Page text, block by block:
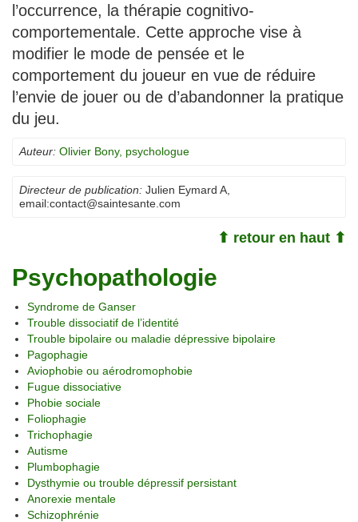
l’occurrence, la thérapie cognitivo-
comportementale. Cette approche vise à
modifier le mode de pensée et le
comportement du joueur en vue de réduire
l’envie de jouer ou de d’abandonner la pratique
du jeu.
Auteur: Olivier Bony, psychologue
Directeur de publication: Julien Eymard A
email:contact@saintesante.com
⬆ retour en haut ⬆
Psychopathologie
Syndrome de Ganser
Trouble dissociatif de l’identité
Trouble bipolaire ou maladie dépressive bipolaire
Pagophagie
Aviophobie ou aérodromophobie
Fugue dissociative
Phobie sociale
Foliophagie
Trichophagie
Autisme
Plumbophagie
Dysthymie ou trouble dépressif persistant
Anorexie mentale
Schizophrénie